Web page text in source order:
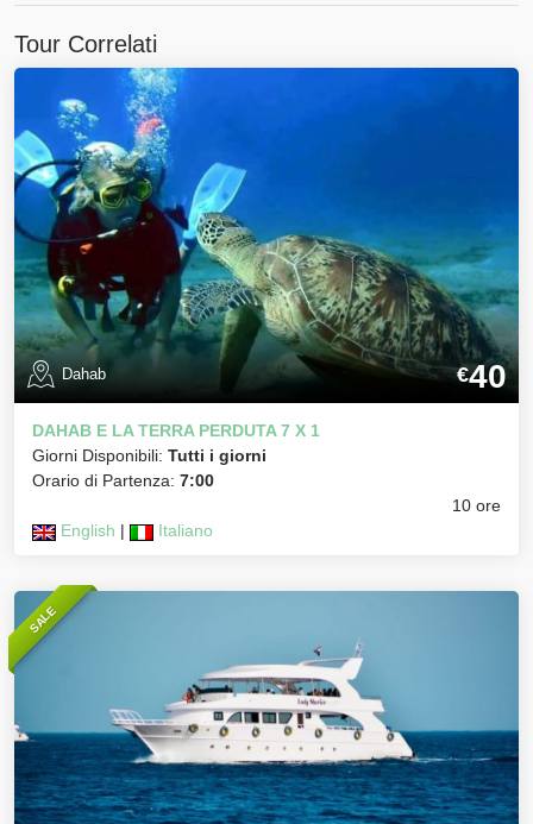
Tour Correlati
Dahab €40
DAHAB E LA TERRA PERDUTA 7 X 1
Giorni Disponibili: Tutti i giorni
Orario di Partenza: 7:00
10 ore
English | Italiano
SALE